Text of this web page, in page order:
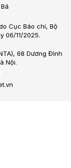
Cục Báo chí, Bộ
06/11/2025.
68 Dương Đình
Nội.